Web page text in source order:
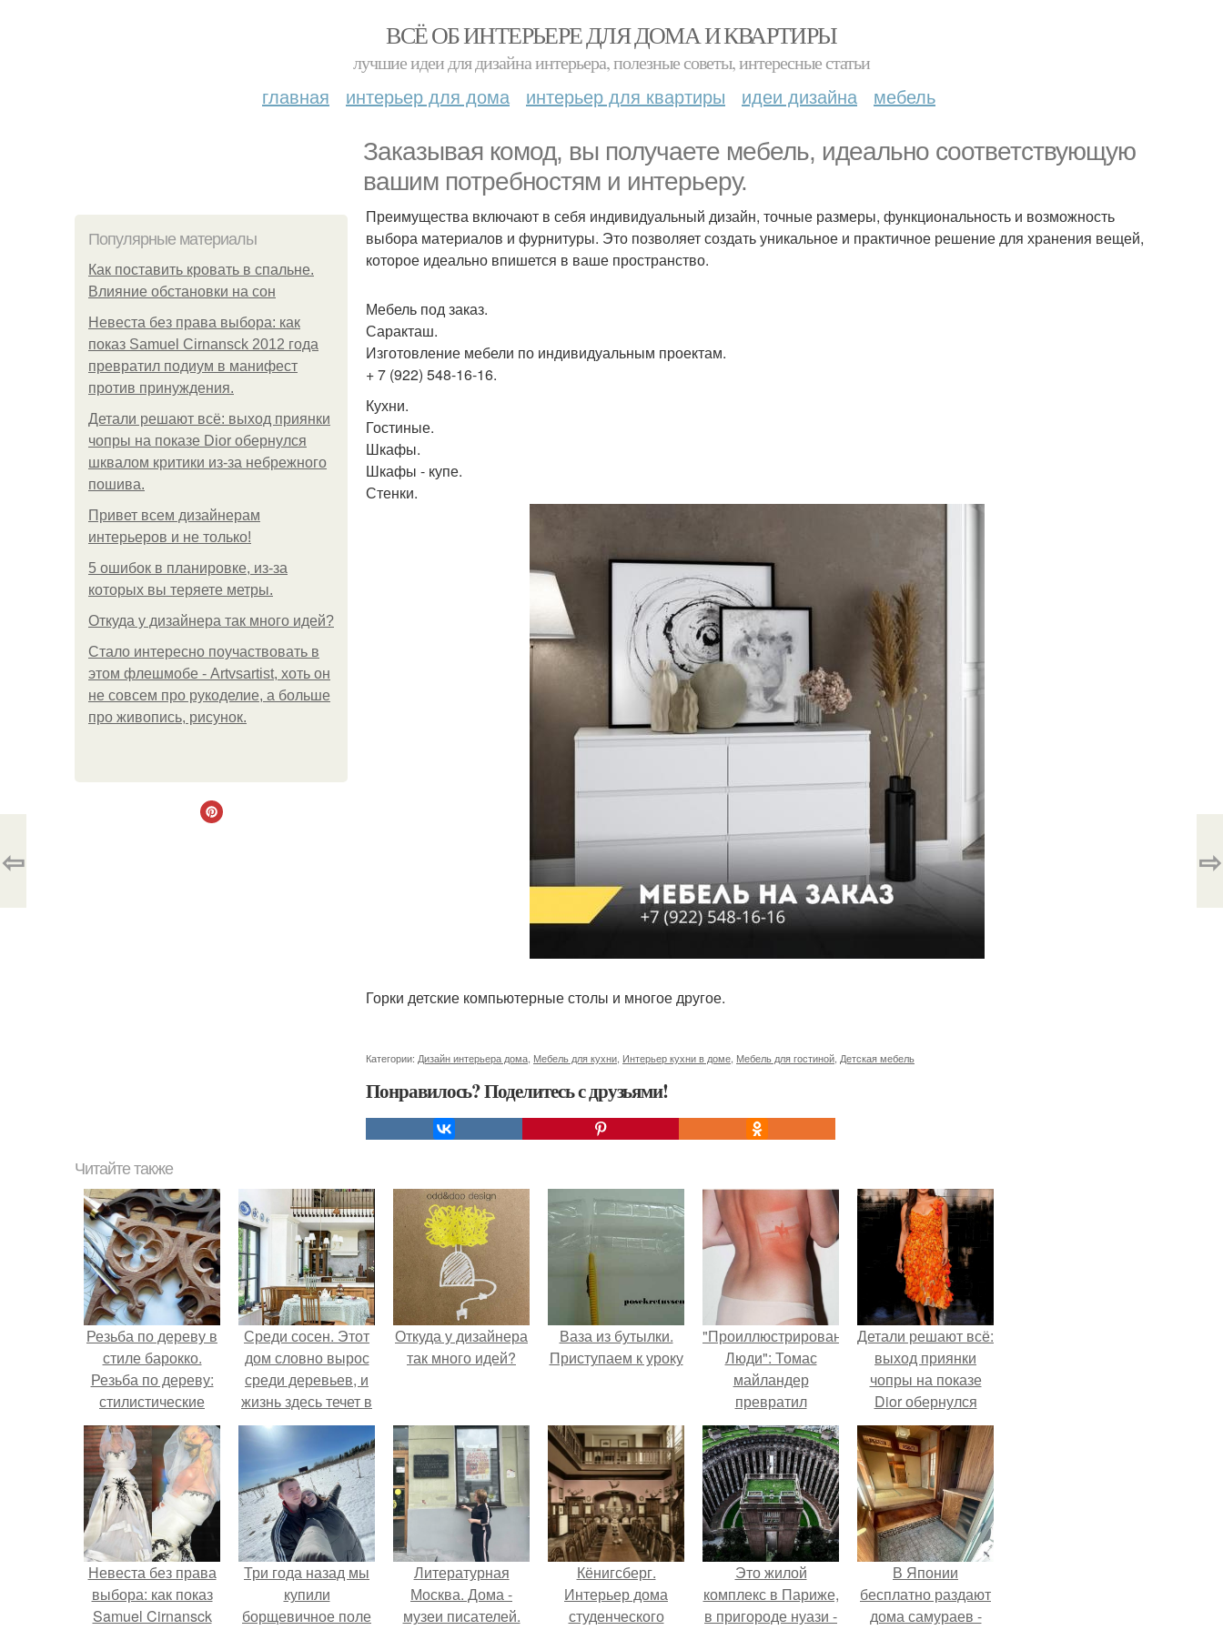
ВСЁ ОБ ИНТЕРЬЕРЕ ДЛЯ ДОМА И КВАРТИРЫ
лучшие идеи для дизайна интерьера, полезные советы, интересные статьи
главная интерьер для дома интерьер для квартиры идеи дизайна мебель
Заказывая комод, вы получаете мебель, идеально соответствующую
вашим потребностям и интерьеру.
Популярные материалы
Как поставить кровать в спальне.
Влияние обстановки на сон
Невеста без права выбора: как
показ Samuel Cirnansck 2012 года
превратил подиум в манифест
против принуждения.
Детали решают всё: выход приянки
чопры на показе Dior обернулся
шквалом критики из-за небрежного
пошива.
Привет всем дизайнерам
интерьеров и не только!
5 ошибок в планировке, из-за
которых вы теряете метры.
Откуда у дизайнера так много идей?
Стало интересно поучаствовать в
этом флешмобе - Artvsartist, хоть он
не совсем про рукоделие, а больше
про живопись, рисунок.
Преимущества включают в себя индивидуальный дизайн, точные размеры, функциональность и возможность
выбора материалов и фурнитуры. Это позволяет создать уникальное и практичное решение для хранения вещей,
которое идеально впишется в ваше пространство.
Мебель под заказ.
Саракташ.
Изготовление мебели по индивидуальным проектам.
+ 7 (922) 548-16-16.
Кухни.
Гостиные.
Шкафы.
Шкафы - купе.
Стенки.
Горки детские компьютерные столы и многое другое.
Категории: Дизайн интерьера дома Мебель для кухни Интерьер кухни в доме Мебель для гостиной Детская мебель
Понравилось? Поделитесь с друзьями!
⇦ ⇨
Читайте также
Резьба по дереву в
стиле барокко.
Резьба по дереву:
стилистические
направления и
характерные узоры.
Среди сосен. Этот
дом словно вырос
среди деревьев, и
жизнь здесь течет в
собственном ритме
- спокойно, без
спешки и лишнего
шума.
Откуда у дизайнера
так много идей?
Ваза из бутылки.
Приступаем к уроку
"Проиллюстрированные
Люди": Томас
майландер
превратил
солнечные ожоги в
арт - объект.
Детали решают всё:
выход приянки
чопры на показе
Dior обернулся
шквалом критики
из-за небрежного
пошива.
Невеста без права
выбора: как показ
Samuel Cirnansck
Три года назад мы
купили
борщевичное поле
Литературная
Москва. Дома -
музеи писателей.
Кёнигсберг.
Интерьер дома
студенческого
Это жилой
комплекс в Париже,
в пригороде нуази -
В Японии
бесплатно раздают
дома самураев -